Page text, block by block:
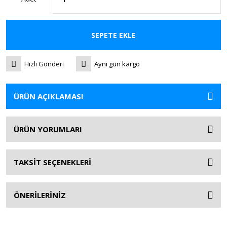
SEPETE EKLE
Hızlı Gönderi Aynı gün kargo
ÜRÜN AÇIKLAMASI
ÜRÜN YORUMLARI
TAKSİT SEÇENEKLERİ
ÖNERİLERİNİZ